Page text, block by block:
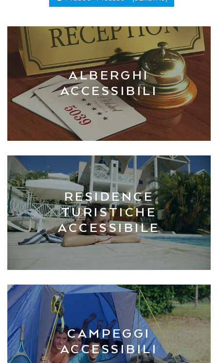
ALBERGHI
ACCESSIBILI
RESIDENCE
TURISTICHE
ACCESSIBILE
CAMPEGGI
ACCESSIBILI